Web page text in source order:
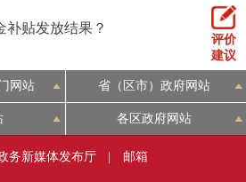
补贴发放结果？
评价
建议
网站 省（区市）政府网站
各区政府网站
务新媒体发布厅 邮箱